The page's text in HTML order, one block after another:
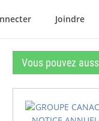
Joindre
Vous pouvez